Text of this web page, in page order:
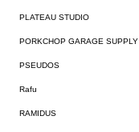
PLATEAU STUDIO
PORKCHOP GARAGE SUPPLY
PSEUDOS
Rafu
RAMIDUS